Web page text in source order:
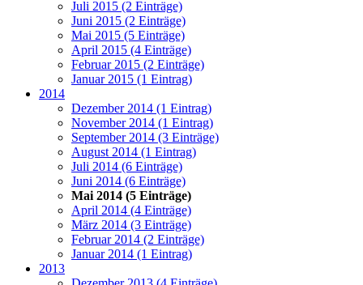
Juli 2015 (2 Einträge)
Juni 2015 (2 Einträge)
Mai 2015 (5 Einträge)
April 2015 (4 Einträge)
Februar 2015 (2 Einträge)
Januar 2015 (1 Eintrag)
2014
Dezember 2014 (1 Eintrag)
November 2014 (1 Eintrag)
September 2014 (3 Einträge)
August 2014 (1 Eintrag)
Juli 2014 (6 Einträge)
Juni 2014 (6 Einträge)
Mai 2014 (5 Einträge)
April 2014 (4 Einträge)
März 2014 (3 Einträge)
Februar 2014 (2 Einträge)
Januar 2014 (1 Eintrag)
2013